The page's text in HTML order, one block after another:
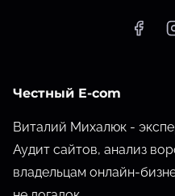
Честный E-com
Виталий Михалюк -
Аудит сайтов, анализ
владельцам онлайн-